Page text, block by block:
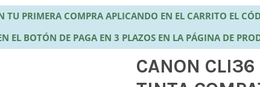
TU PRIMERA COMPRA APLICANDO EN EL CARRITO EL
EL BOTÓN DE PAGA EN 3 PLAZOS EN LA PÁGINA DE
CANON CLI36